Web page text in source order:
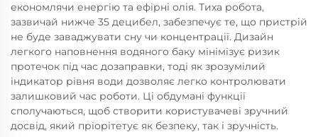
економлячи енергію та ефірні олія. Тиха робота,
зазвичай нижче 35 децибел, забезпечує те, що пристрій
не буде заваджувати сну чи концентрації. Дизайн
легкого наповнення водяного баку мінімізує ризик
протечок під час дозаправки, тоді як зрозумілий
індикатор рівня води дозволяє легко контролювати
залишковий час роботи. Ці обдумані функції
сполучаються, щоб створити користувачеві зручний
досвід, який пріорітетує як безпеку, так і зручність.